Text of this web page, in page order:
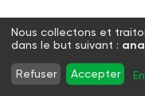
Nous collectons et
dans le but suivant :
Refuser Accepter